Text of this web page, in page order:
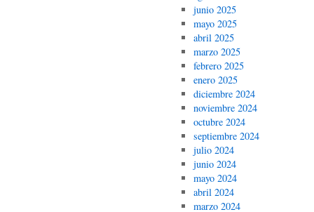
junio 2025
mayo 2025
abril 2025
marzo 2025
febrero 2025
enero 2025
diciembre 2024
noviembre 2024
octubre 2024
septiembre 2024
julio 2024
junio 2024
mayo 2024
abril 2024
marzo 2024